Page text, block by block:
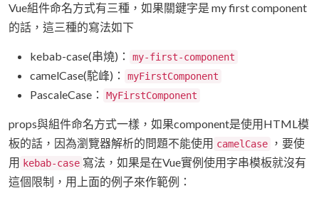
Vue組件命名方式有三種，如果關鍵字是 my first component
的話，這三種的寫法如下
kebab-case(串燒)： my-first-component
camelCase(駝峰)： myFirstComponent
PascaleCase： MyFirstComponent
props與組件命名方式一樣，如果component是使用HTML模
板的話，因為瀏覽器解析的問題不能使用 camelCase
，要使
用
kebab-case 寫法，如果是在Vue實例使用字串模板就沒有
這個限制，用上面的例子來作範例：